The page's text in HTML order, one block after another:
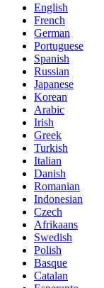
English
French
German
Portuguese
Spanish
Russian
Japanese
Korean
Arabic
Irish
Greek
Turkish
Italian
Danish
Romanian
Indonesian
Czech
Afrikaans
Swedish
Polish
Basque
Catalan